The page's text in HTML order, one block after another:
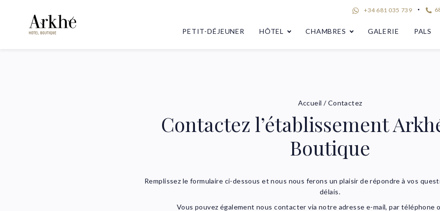
+34 681 035 739
HÔTEL CHAMBRES
PETIT-DÉJEUNER GALERIE PALS
Accueil /Contactez
Contactez l’établissement
Boutique
Remplissez le formulaire ci-dessous et nous nous ferons un plaisir de répondre à vos
délais.
Vous pouvez également nous contacter via notre adresse e-mail, par téléphone